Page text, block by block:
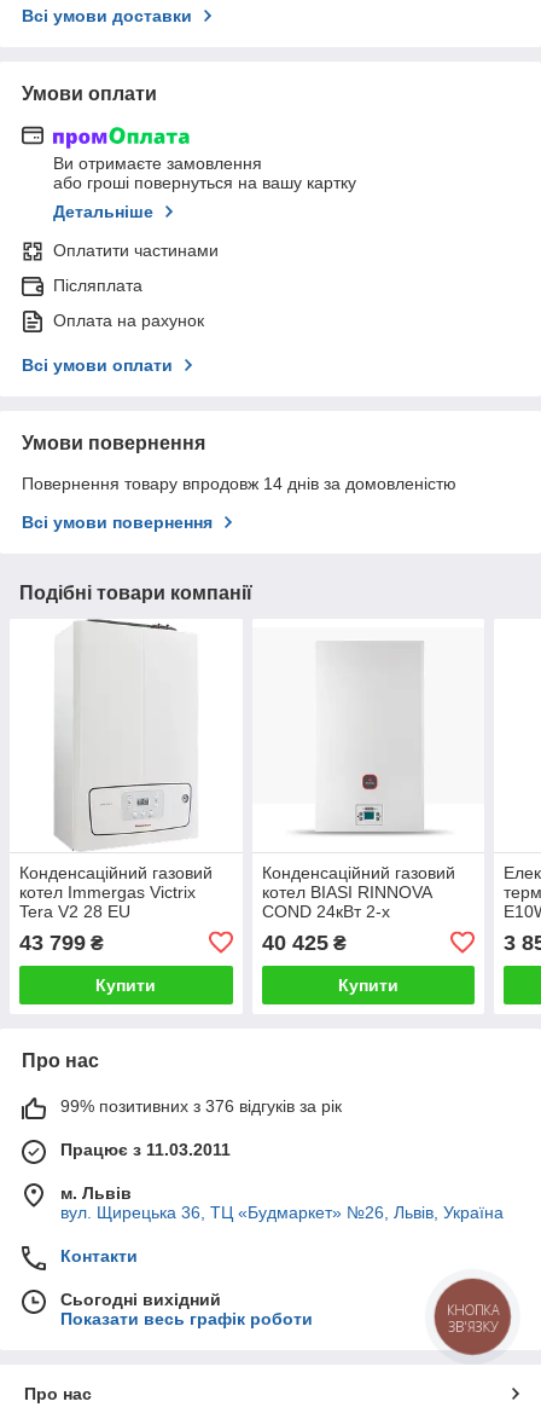
Всі умови доставки
Умови оплати
Ви отримаєте замовлення
або гроші повернуться на вашу картку
Детальніше
Оплатити частинами
Післяплата
Оплата на рахунок
Всі умови оплати
Умови повернення
Повернення товару впродовж 14 днів за домовленістю
Всі умови повернення
Подібні товари компанії
Конденсаційний газовий
котел Immergas Victrix
Tera V2 28 EU
43 799 ₴
Купити
Конденсаційний газовий
котел BIASI RINNOVA
COND 24кВт 2-х
контурний M275V.2024SM
40 425₴
Купити
3
Про нас
99% позитивних з 376 відгуків за рік
Працює з 11.03.2011
м. Львів
вул. Щирецька 36, ТЦ «Будмаркет» №26, Львів, Україна
Контакти
Сьогодні вихідний
Показати весь графік роботи
Про нас
КНОПКА
ЗВ'ЯЗКУ